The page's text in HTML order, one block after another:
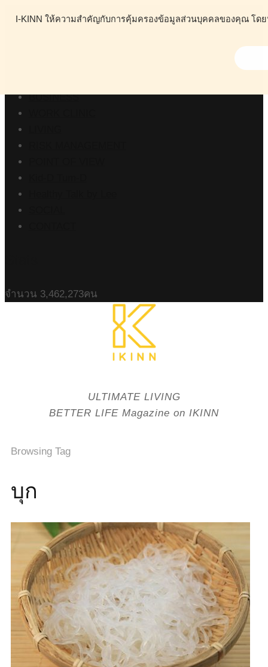
I-KINN ให้ความสำคัญกับการคุ้มครองข้อมูลส่วนบุคคลของคุณ โด
BUSINESS
จำนวน 3,462,273คน
ULTIMATE LIVING
BETTER LIFE Magazine on IKINN
Browsing Tag
บุก